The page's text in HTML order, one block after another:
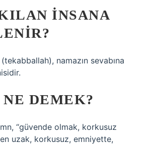
INSANA
namazın sevabına
DEMEK?
uzak, korkusuz, emniyette,